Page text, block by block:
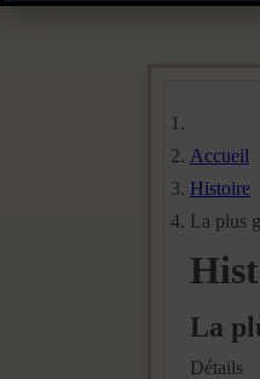
Accueil
Histoire
La plus
La
Détails